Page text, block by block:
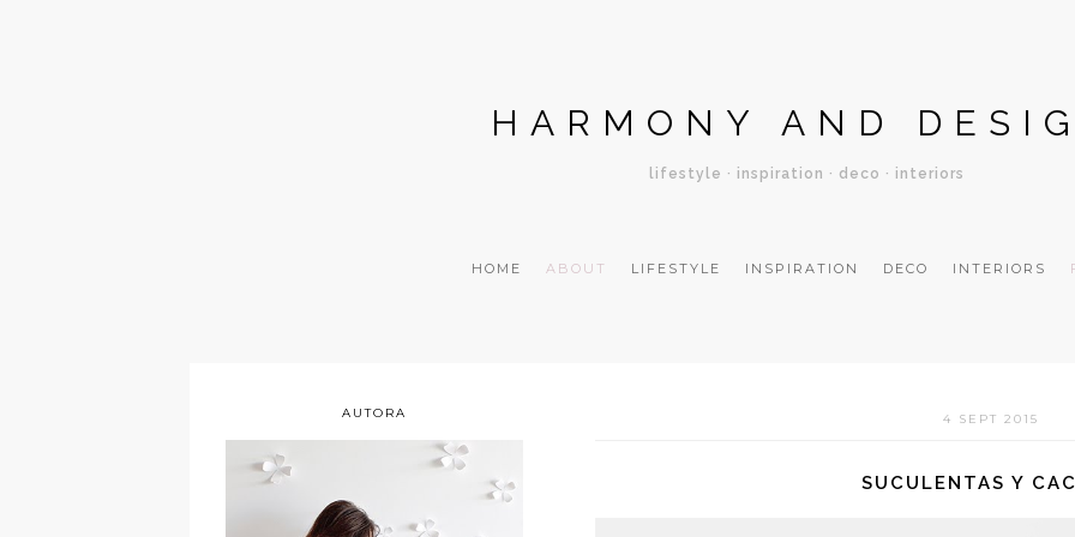
HARMONY AND
lifestyle · inspiration · deco · interiors
HOME ABOUT LIFESTYLE INSPIRATION DECO INTERIORS
4 SEPT 2015
SUCULENTAS Y
AUTORA